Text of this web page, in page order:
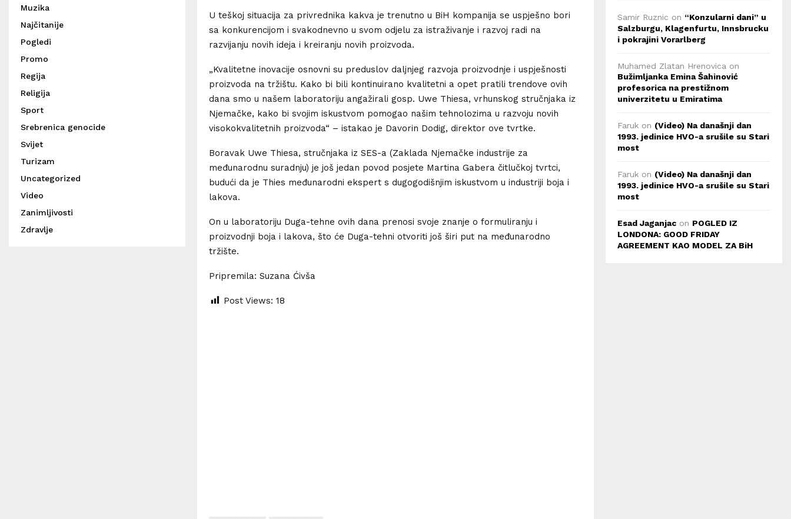
U teškoj situacija za privrednika kakva je trenutno u BiH kompanija se uspješno bori
sa konkurencijom i svakodnevno u svom odjelu za istraživanje i razvoj radi na
razvijanju novih ideja i kreiranju novih proizvoda.
„Kvalitetne inovacije osnovni su preduslov daljnjeg razvoja proizvodnje i uspješnosti
proizvoda na tržištu. Kako bi bili kontinuirano kvalitetni a opet pratili trendove ovih
dana smo u našem laboratoriju angažirali gosp. Uwe Thiesa, vrhunskog stručnjaka iz
Njemačke, kako bi svojim iskustvom pomogao našim tehnolozima u razvoju novih
visokokvalitetnih proizvoda“ – istakao je Davorin Dodig, direktor ove tvrtke.
Boravak Uwe Thiesa, stručnjaka iz SES-a (Zaklada Njemačke industrije za
međunarodnu suradnju) je još jedan povod posjete Martina Gabera čitlučkoj tvrtci,
budući da je Thies međunarodni ekspert s dugogodišnjim iskustvom u industriji boja i
lakova.
On u laboratoriju Duga-tehne ovih dana prenosi svoje znanje o formuliranju i
proizvodnji boja i lakova, što će Duga-tehni otvoriti još širi put na međunarodno
tržište.
Pripremila: Suzana Ćivša
Post Views: 18
Muzika
Najčitanije
Pogledi
Promo
Regija
Religija
Sport
Srebrenica genocide
Svijet
Turizam
Uncategorized
Video
Zanimljivosti
Zdravlje
Samir Ruznic on “Konzularni dani” u
Salzburgu, Klagenfurtu, Innsbrucku
i pokrajini Vorarlberg
Muhamed Zlatan Hrenovica on
Bužimljanka Emina Šahinović
profesorica na prestižnom
univerzitetu u Emiratima
Faruk on (Video) Na današnji dan
1993. jedinice HVO-a srušile su Stari
most
Faruk on (Video) Na današnji dan
1993. jedinice HVO-a srušile su Stari
most
Esad Jaganjac on POGLED IZ
LONDONA: GOOD FRIDAY
AGREEMENT KAO MODEL ZA BiH